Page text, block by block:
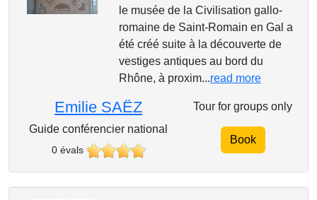
le musée de la Civilisation gallo-
romaine de Saint-Romain en Gal a
été créé suite à la découverte de
vestiges antiques au bord du
Rhône, à proxim...read more
Emilie SAËZ
Guide conférencier national
0 évals
Tour for groups only
Book